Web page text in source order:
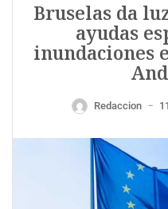
Bruselas da
ayudas
inundaciones
Redaccion —